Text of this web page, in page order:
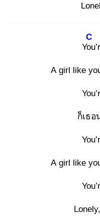
You
C
A girl like
ก็เธ
A girl like